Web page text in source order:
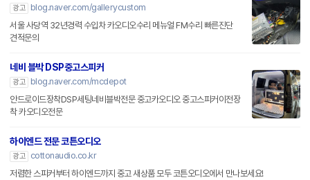
광고
blog.naver.com/gallerycustom
서울 사당역 32년경력 수입차 카오디오수리 메뉴얼 FM수리 빠른진단
견적문의
네비 블박 DSP중고스피커
광고
blog.naver.com/mcdepot
안드로이드장착DSP세팅네비블박전문 중고카오디오 중고스피커이전장
착 카오디오전문
하이엔드 전문 코튼오디오
광고
cottonaudio.co.kr
저렴한 스피커부터 하이엔드까지 중고 새상품 모두 코튼오디오에서 만나보세요!